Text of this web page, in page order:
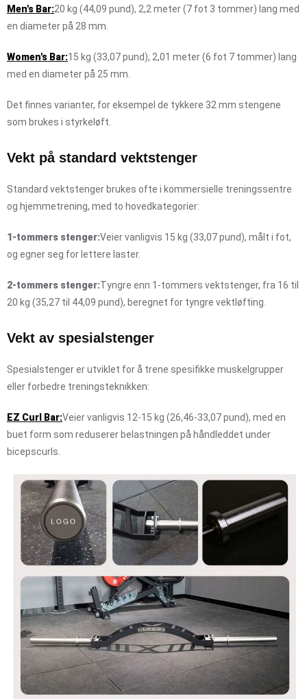
Men's Bar:20 kg (44,09 pund), 2,2 meter (7 fot 3 tommer) lang med
en diameter på 28 mm.
Women's Bar:15 kg (33,07 pund), 2,01 meter (6 fot 7 tommer) lang
med en diameter på 25 mm.
Det finnes varianter, for eksempel de tykkere 32 mm stengene
som brukes i styrkeløft.
Vekt på standard vektstenger
Standard vektstenger brukes ofte i kommersielle treningssentre
og hjemmetrening, med to hovedkategorier:
1-tommers stenger:Veier vanligvis 15 kg (33,07 pund), målt i fot,
og egner seg for lettere laster.
2-tommers stenger:Tyngre enn 1-tommers vektstenger, fra 16 til
20 kg (35,27 til 44,09 pund), beregnet for tyngre vektløfting.
Vekt av spesialstenger
Spesialstenger er utviklet for å trene spesifikke muskelgrupper
eller forbedre treningsteknikken:
EZ Curl Bar:Veier vanligvis 12-15 kg (26,46-33,07 pund), med en
buet form som reduserer belastningen på håndleddet under
bicepscurls.